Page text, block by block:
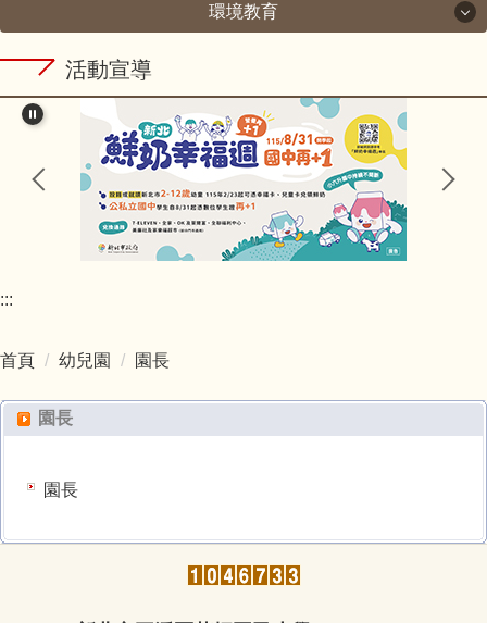
校長室
總務處
輔導室
人事室
幼兒園
圖書館
環境教育
環境教育
新北市政府教育局111年度環境教育工作計畫.pdf
新北市環境教育中程計畫（111-114年）.pdf
菁桐國小109年度環境教育成果.pdf
新北市政府教育局食農教育中程計畫(110年).pdf
新北市市永續環境教育中心
活動宣導
:::
首頁 幼兒園 園長
園長
園長